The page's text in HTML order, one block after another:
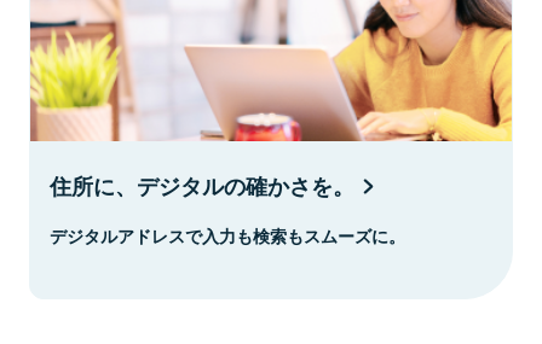
住所に、デジタルの確かさを。
デジタルアドレスで入力も検索もスムーズに。